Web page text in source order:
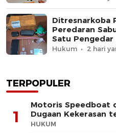
Ditresnarkoba
Peredaran
Satu Pengedar
Hukum 2 hari
TERPOPULER
1
Motoris Speedboat
Dugaan Kekerasan
HUKUM